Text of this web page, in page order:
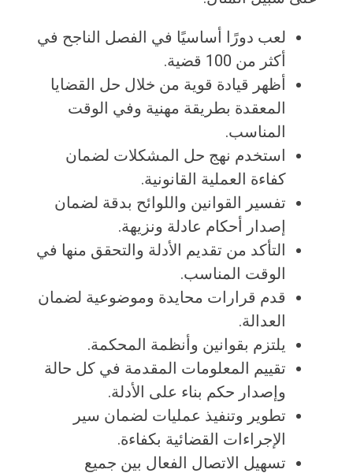
لعب دورًا أساسيًا في الفصل الناجح في
أكثر من 100 قضية.
أظهر قيادة قوية من خلال حل القضايا
المعقدة بطريقة مهنية وفي الوقت
المناسب.
استخدم نهج حل المشكلات لضمان
كفاءة العملية القانونية.
تفسير القوانين واللوائح بدقة لضمان
إصدار أحكام عادلة ونزيهة.
التأكد من تقديم الأدلة والتحقق منها في
الوقت المناسب.
قدم قرارات محايدة وموضوعية لضمان
العدالة.
يلتزم بقوانين وأنظمة المحكمة.
تقييم المعلومات المقدمة في كل حالة
وإصدار حكم بناء على الأدلة.
تطوير وتنفيذ عمليات لضمان سير
الإجراءات القضائية بكفاءة.
تسهيل الاتصال الفعال بين جميع